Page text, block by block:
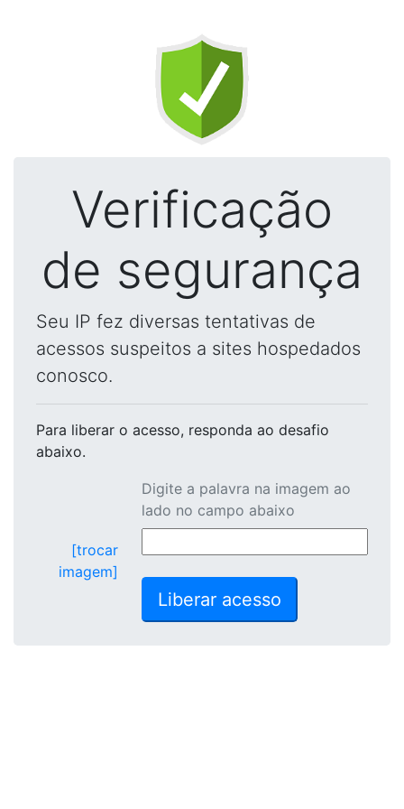
Verificação
de segurança
Seu IP fez diversas tentativas de
acessos suspeitos a sites hospedados
conosco.
Para liberar o acesso, responda ao desafio
abaixo.
[trocar
imagem]
Digite a palavra na imagem ao
lado no campo abaixo